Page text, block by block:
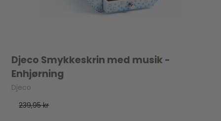
Djeco Smykkeskrin med musik -
Enhjørning
Djeco
239,95 kr